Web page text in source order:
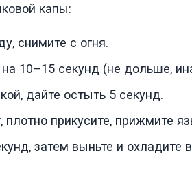
капы:
снимите с огня.
на 10–15 секунд (не дольше,
дайте остыть 5 секунд.
плотно прикусите, прижмите
затем выньте и охладите